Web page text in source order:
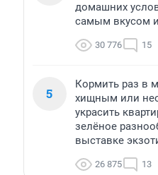
домашних
самым вкусом
30 776 15
5
Кормить раз в
хищным или
украсить
зелёное
выставке
26 875 13